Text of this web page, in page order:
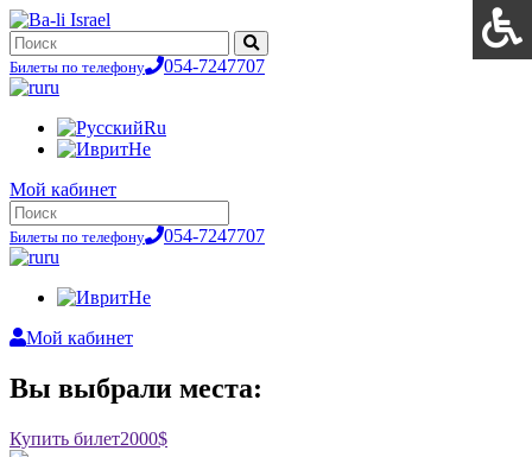
Билеты по телефону
054-7247707
ru
Ru
He
Мой кабинет
Билеты по телефону
054-7247707
ru
He
Мой кабинет
Вы выбрали места:
Купить билет2000$